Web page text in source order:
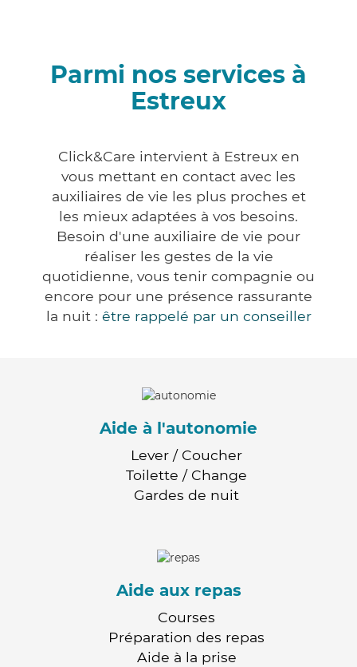
Parmi nos services à
Estreux
Click&Care intervient à Estreux en
vous mettant en contact avec les
auxiliaires de vie les plus proches et
les mieux adaptées à vos besoins.
Besoin d'une auxiliaire de vie pour
réaliser les gestes de la vie
quotidienne, vous tenir compagnie ou
encore pour une présence rassurante
la nuit : être rappelé par un conseiller
Aide à l'autonomie
Lever / Coucher
Toilette / Change
Gardes de nuit
Aide aux repas
Courses
Préparation des repas
Aide à la prise